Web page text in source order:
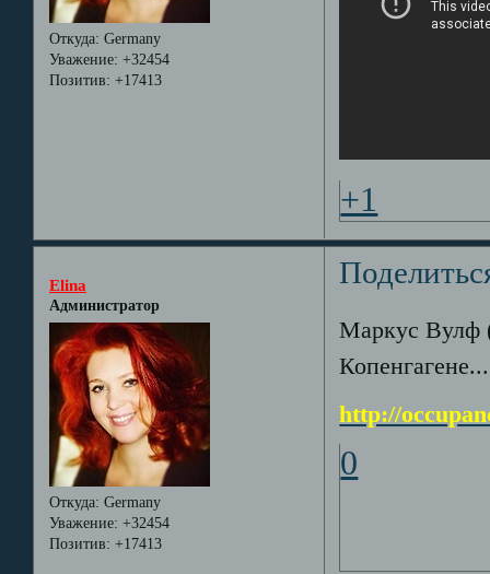
Откуда: Germany
Уважение: +32454
Позитив: +17413
+1
Elina
Администратор
Откуда: Germany
Уважение: +32454
Позитив: +17413
Маркус Вулф
Копенгагене...
http://
0